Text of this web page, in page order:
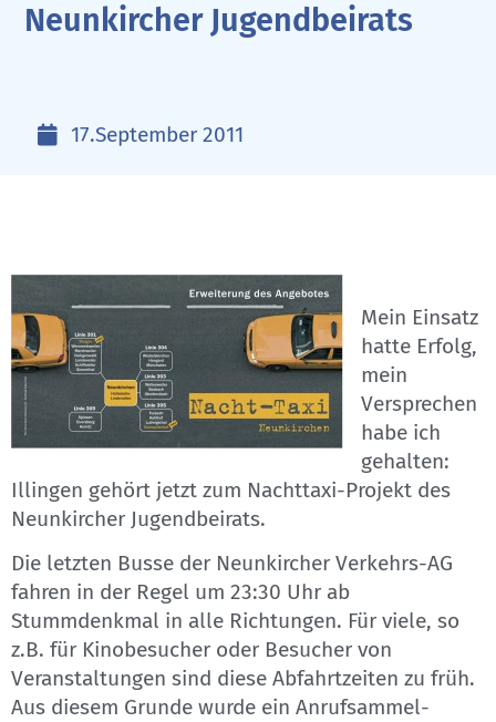
Neunkircher Jugendbeirats
17.September 2011
Mein Einsatz
hatte Erfolg,
mein
Versprechen
habe ich
gehalten:
Illingen gehört jetzt zum Nachttaxi-Projekt des
Neunkircher Jugendbeirats.
Die letzten Busse der Neunkircher Verkehrs-AG
fahren in der Regel um 23:30 Uhr ab
Stummdenkmal in alle Richtungen. Für viele, so
z.B. für Kinobesucher oder Besucher von
Veranstaltungen sind diese Abfahrtzeiten zu früh.
Aus diesem Grunde wurde ein Anrufsammel-